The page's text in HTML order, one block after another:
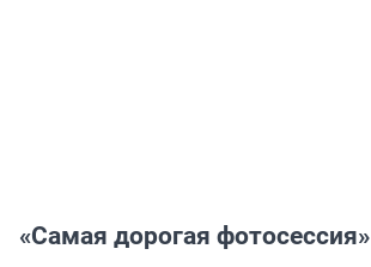
«Самая дорогая фотосессия»